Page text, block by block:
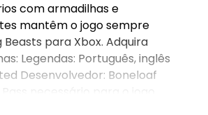
com armadilhas e
mantêm o jogo sempre
para Xbox. Adquira
Legendas: Português, inglês
Desenvolvedor: Boneloaf
necessário para o jogo